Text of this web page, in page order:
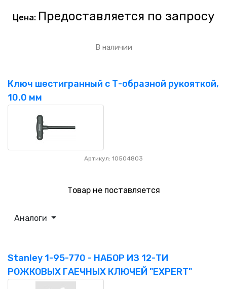
Цена: Предоставляется по запросу
В наличии
Ключ шестигранный с Т-образной рукояткой,
10.0 мм
Артикул: 10504803
Товар не поставляется
Аналоги
Stanley 1-95-770 - НАБОР ИЗ 12-ТИ
РОЖКОВЫХ ГАЕЧНЫХ КЛЮЧЕЙ "EXPERT"